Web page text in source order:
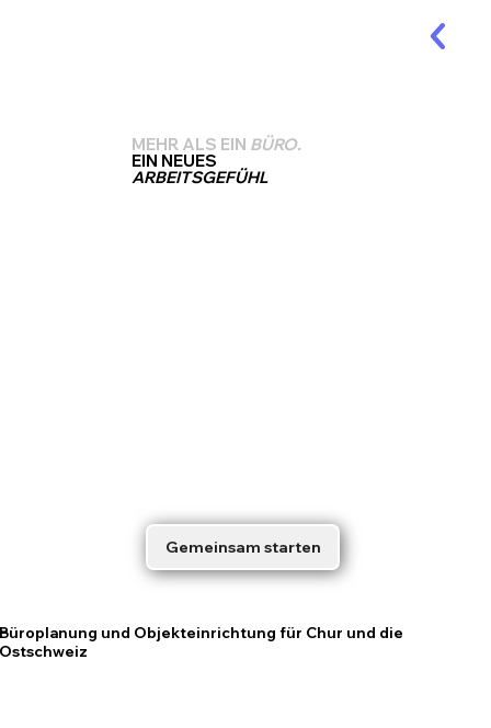
Gemeinsam starten
MEHR ALS EIN BÜRO.
EIN NEUES
ARBEITSGEFÜHL
Büroplanung und Objekteinrichtungfür Chur und die
Ostschweiz